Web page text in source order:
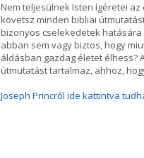
Nem teljesülnek Isten ígéretei
követsz minden bibliai
bizonyos cselekedetek
abban sem vagy biztos, hogy
áldásban gazdag életet élhess?
útmutatást tartalmaz, ahhoz,
Joseph Princről ide kattintva